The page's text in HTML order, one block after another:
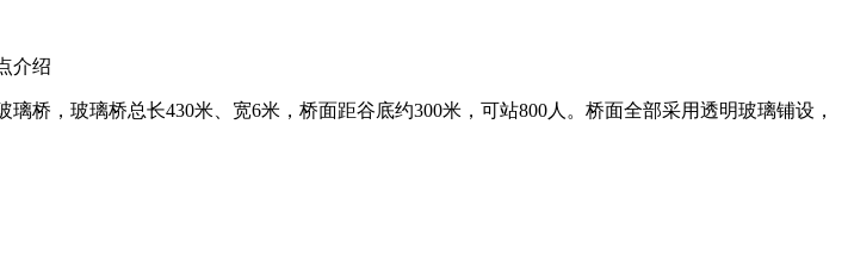
介绍
，玻璃桥总长430米、宽6米，桥面距谷底约300米，可站800人。桥面全部采用透明玻璃铺设，